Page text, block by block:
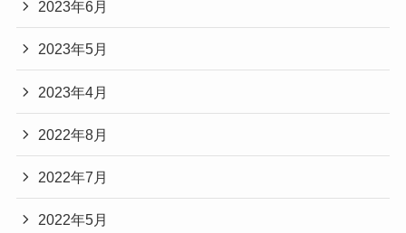
2023年6月
2023年5月
2023年4月
2022年8月
2022年7月
2022年5月